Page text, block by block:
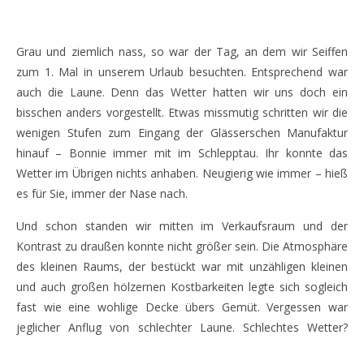
Grau und ziemlich nass, so war der Tag, an dem wir Seiffen
zum 1. Mal in unserem Urlaub besuchten. Entsprechend war
auch die Laune. Denn das Wetter hatten wir uns doch ein
bisschen anders vorgestellt. Etwas missmutig schritten wir die
wenigen Stufen zum Eingang der Glässerschen Manufaktur
hinauf – Bonnie immer mit im Schlepptau. Ihr konnte das
Wetter im Übrigen nichts anhaben. Neugierig wie immer – hieß
es für Sie, immer der Nase nach.
Und schon standen wir mitten im Verkaufsraum und der
Kontrast zu draußen konnte nicht größer sein. Die Atmosphäre
des kleinen Raums, der bestückt war mit unzähligen kleinen
und auch großen hölzernen Kostbarkeiten legte sich sogleich
fast wie eine wohlige Decke übers Gemüt. Vergessen war
jeglicher Anflug von schlechter Laune. Schlechtes Wetter?